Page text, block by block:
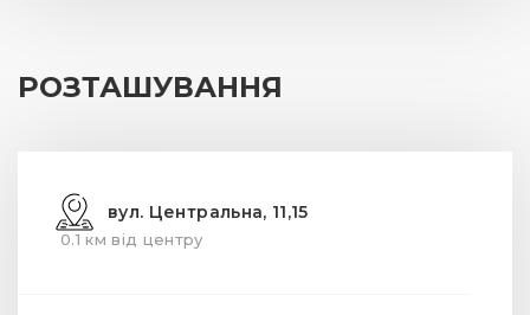
РОЗТАШУВАННЯ
вул. Центральна, 11,15
0.1 км від центру